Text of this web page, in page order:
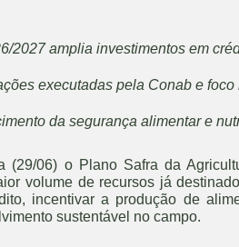
2027 amplia investimentos em
executadas pela Conab e
da segurança alimentar e
(29/06) o Plano Safra da
volume de recursos já
incentivar a produção de
sustentável no campo.